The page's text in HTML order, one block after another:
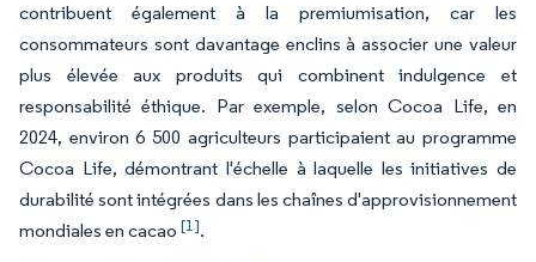
contribuent également à la premiumisation, car les
consommateurs sont davantage enclins à associer une valeur
plus élevée aux produits qui combinent indulgence et
responsabilité éthique. Par exemple, selon Cocoa Life, en
2024, environ 6 500 agriculteurs participaient au programme
Cocoa Life, démontrant l'échelle à laquelle les initiatives de
durabilité sont intégrées dans les chaînes d'approvisionnement
mondiales en cacao [1].